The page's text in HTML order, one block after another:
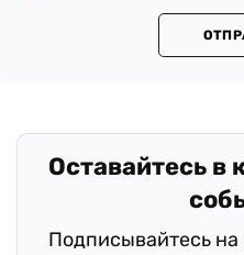
Оставайтесь в
Подписывайтесь на